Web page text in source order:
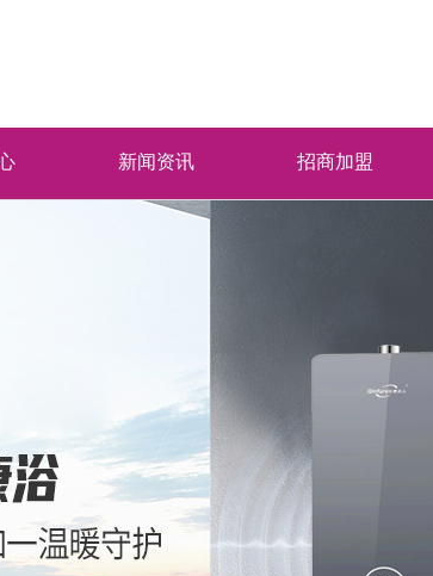
新闻资讯 招商加盟